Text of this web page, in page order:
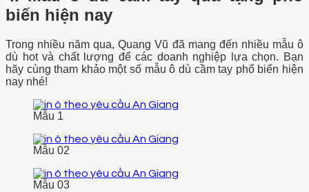
biến hiện nay
Trong nhiều năm qua, Quang Vũ đã mang đến nhiều mẫu ô
dù hot và chất lượng để các doanh nghiệp lựa chọn. Bạn
hãy cùng tham khảo một số mẫu ô dù cầm tay phổ biến hiện
nay nhé!
Mẫu 1
Mẫu 02
Mẫu 03